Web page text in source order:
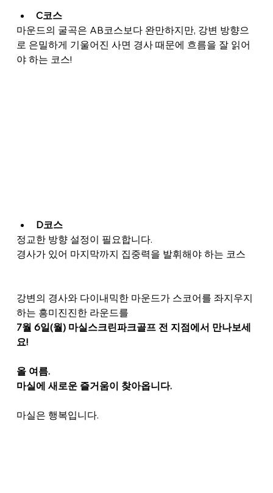
C코스
마운드의 굴곡은 AB코스보다 완만하지만, 강변 방향으
로 은밀하게 기울어진 사면 경사 때문에 흐름을 잘 읽어
야 하는 코스!
D코스
정교한 방향 설정이 필요합니다.
경사가 있어 마지막까지 집중력을 발휘해야 하는 코스
강변의 경사와 다이내믹한 마운드가 스코어를 좌지우지
하는 흥미진진한 라운드를
7월 6일(월) 마실스크린파크골프 전 지점에서 만나보세
요!
올 여름.
마실에 새로운 즐거움이 찾아옵니다.
마실은 행복입니다.